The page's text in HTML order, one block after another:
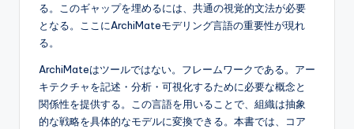
w
る。このギャップを埋めるには、共通の視覚的文法が必要
となる。ここにArchiMateモデリング言語の重要性が現れ
る。
ArchiMateはツールではない。フレームワークである。アー
キテクチャを記述・分析・可視化するために必要な概念と
関係性を提供する。この言語を用いることで、組織は抽象
的な戦略を具体的なモデルに変換できる。本書では、コア